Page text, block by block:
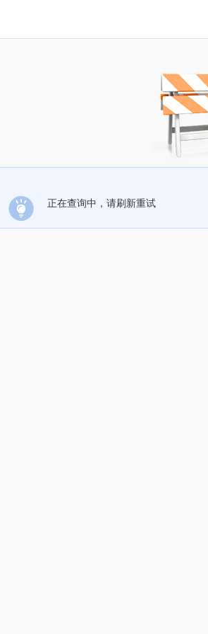
正在查询中，请刷新重试